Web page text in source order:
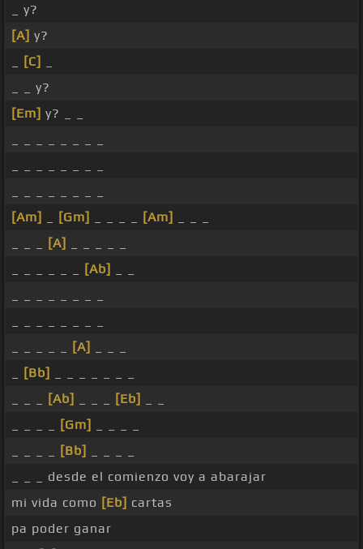
_ y?
[A] y?
[C]
_ _ y?
[Em] y? _ _
[Am]
[Gm] [Am]
[A]
[Ab]
[A]
[Bb]
[Ab] [Eb]
[Gm]
[Bb]
_ _ _ desde el comienzo voy a abarajar
mi vida como [Eb] cartas
pa poder ganar